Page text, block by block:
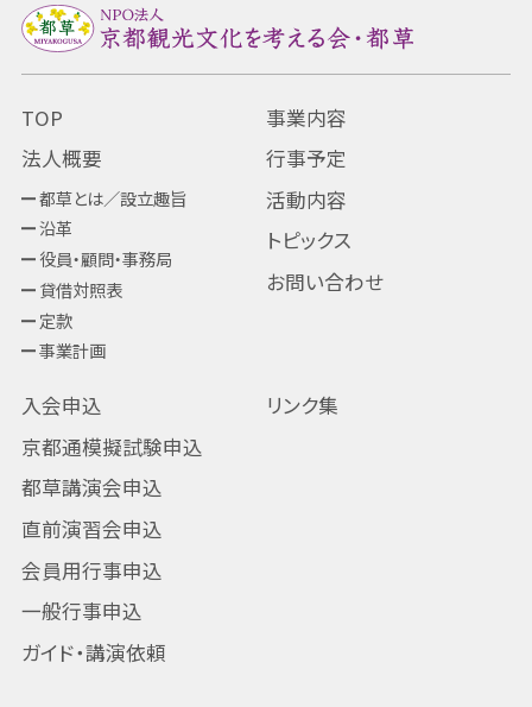
TOP
法人概要
都草とは／設立趣旨
沿革
役員・顧問・事務局
貸借対照表
定款
事業計画
事業内容
行事予定
活動内容
トピックス
お問い合わせ
入会申込
京都通模擬試験申込
都草講演会申込
直前演習会申込
会員用行事申込
一般行事申込
ガイド・講演依頼
リンク集